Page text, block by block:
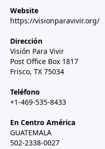
Website
https://visionparavivir.org/
Dirección
Visión Para Vivir
Post Office Box 1817
Frisco, TX 75034
Teléfono
+1-469-535-8433
En Centro América
GUATEMALA
502-2338-0027